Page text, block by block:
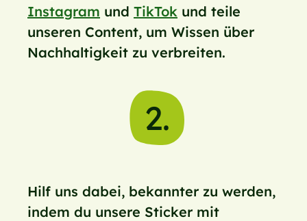
Instagram und TikTok und teile
unseren Content, um Wissen über
Nachhaltigkeit zu verbreiten.
2.
Hilf uns dabei, bekannter zu werden,
indem du unsere Sticker mit